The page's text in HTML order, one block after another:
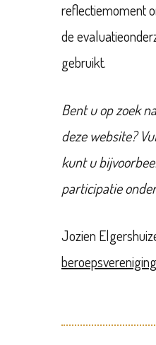
reflectiemoment
de
gebruikt.
Bent u op zoek
deze website?
kunt u
participatie
Jozien
beroepsvereniging